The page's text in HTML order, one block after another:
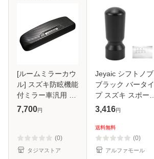
[ルームミラーカウ
ル] スズキ防眩機能
付ミラー車汎用 ス
イフトスポーツ
リオ[MA37S]他 *小
型宅配便
7,700円
(0)
タジマストア
Jeyaic シフトノブ
ブラック バータイ
プ スズキ スポーツ
モデル ZC33S 専
検対応 取り付け簡
単 純正用
3,416円
送料無料
(0)
アルファモール